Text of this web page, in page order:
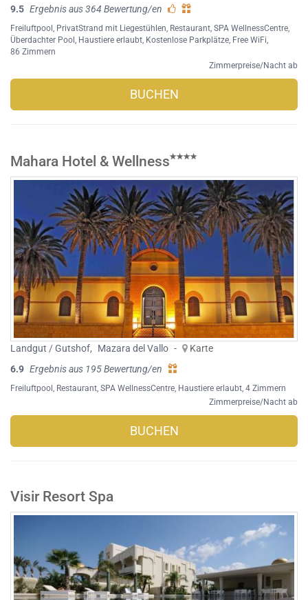
9.5 Ergebnis aus 364 Bewertung/en
Freiluftpool PrivatStrand mit Liegestühlen Restaurant SPA WellnessCentre
Überdachter Pool Haustiere erlaubt Kostenlose Parkplätze Free WiFi
86 Zimmern
Zimmerpreise/Nacht ab
BUCHEN
Mahara Hotel & Wellness
Landgut / Gutshof, Mazara del Vallo -
Karte
6.9 Ergebnis aus 195 Bewertung/en
Freiluftpool , Restaurant, SPA WellnessCentre, Haustiere erlaubt, 4 Zimmern
Zimmerpreise/Nacht ab
BUCHEN
Visir Resort Spa